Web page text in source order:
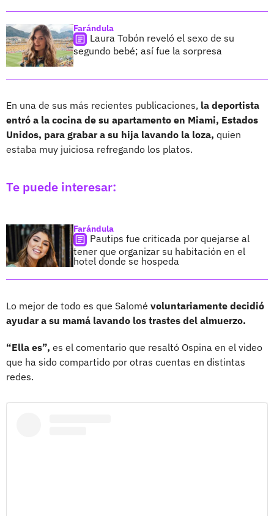
Farándula
Laura Tobón reveló el sexo de su
segundo bebé; así fue la sorpresa
En una de sus más recientes publicaciones, la deportista
entró a la cocina de su apartamento en Miami, Estados
Unidos, para grabar a su hija lavando la loza, quien
estaba muy juiciosa refregando los platos.
Te puede interesar:
Farándula
Pautips fue criticada por quejarse al
tener que organizar su habitación en el
hotel donde se hospeda
Lo mejor de todo es que Salomé voluntariamente decidió
ayudar a su mamá lavando los trastes del almuerzo.
“Ella es”, es el comentario que resaltó Ospina en el video
que ha sido compartido por otras cuentas en distintas
redes.